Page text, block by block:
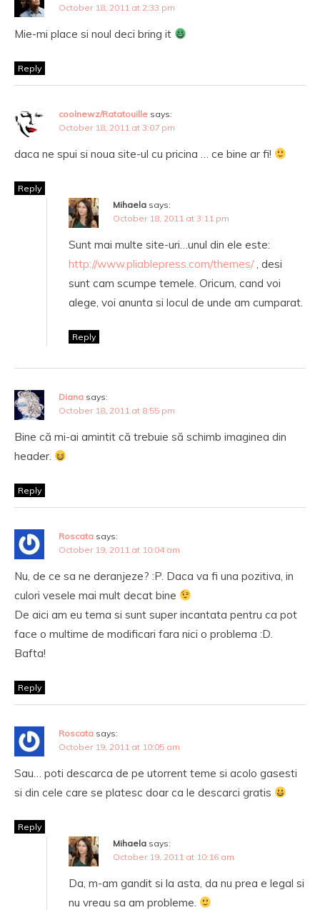
October 18, 2011 at 2:33 pm
Mie-mi place si noul deci bring it
Reply
coolnewz/Ratatouille says:
October 18, 2011 at 3:07 pm
daca ne spui si noua site-ul cu pricina … ce bine ar fi!
Reply
Mihaela says:
October 18, 2011 at 3:11 pm
Sunt mai multe site-uri…unul din ele este:
http://www.pliablepress.com/themes/, desi
sunt cam scumpe temele. Oricum, cand voi
alege, voi anunta si locul de unde am cumparat.
Reply
Diana says:
October 18, 2011 at 8:55 pm
Bine că mi-ai amintit că trebuie să schimb imaginea din
header.
Reply
Roscata says:
October 19, 2011 at 10:04 am
Nu, de ce sa ne deranjeze? :P. Daca va fi una pozitiva, in
culori vesele mai mult decat bine
De aici am eu tema si sunt super incantata pentru ca pot
face o multime de modificari fara nici o problema :D.
Bafta!
Reply
Roscata says:
October 19, 2011 at 10:05 am
Sau… poti descarca de pe utorrent teme si acolo gasesti
si din cele care se platesc doar ca le descarci gratis
Reply
Mihaela says:
October 19, 2011 at 10:16 am
Da, m-am gandit si la asta, da nu prea e legal si
nu vreau sa am probleme.